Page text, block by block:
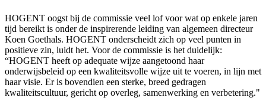
HOGENT oogst bij de commissie veel lof voor wat op enkele jaren
tijd bereikt is onder de inspirerende leiding van algemeen directeur
Koen Goethals. HOGENT onderscheidt zich op veel punten in
positieve zin, luidt het. Voor de commissie is het duidelijk:
“HOGENT heeft op adequate wijze aangetoond haar
onderwijsbeleid op een kwaliteitsvolle wijze uit te voeren, in lijn met
haar visie. Er is bovendien een sterke, breed gedragen
kwaliteitscultuur, gericht op overleg, samenwerking en verbetering."